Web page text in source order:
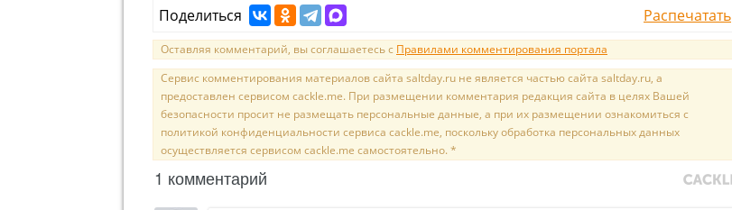
Поделиться Распечатать
Оставляя комментарий, вы соглашаетесь с Правилами комментирования портала
Сервис комментирования материалов сайта saltday.ru не является частью сайта saltday.ru, а
предоставлен сервисом cackle.me. При размещении комментария редакция сайта в целях Вашей
безопасности просит не размещать персональные данные, а при их размещении ознакомиться с
политикой конфиденциальности сервиса cackle.me, поскольку обработка персональных данных
осуществляется сервисом cackle.me самостоятельно. *
1 комментарий